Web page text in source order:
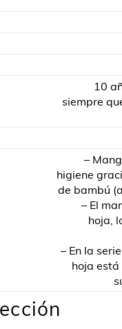
10
siempre
–
higiene
de bambú
– El
hoja,
– En la
hoja